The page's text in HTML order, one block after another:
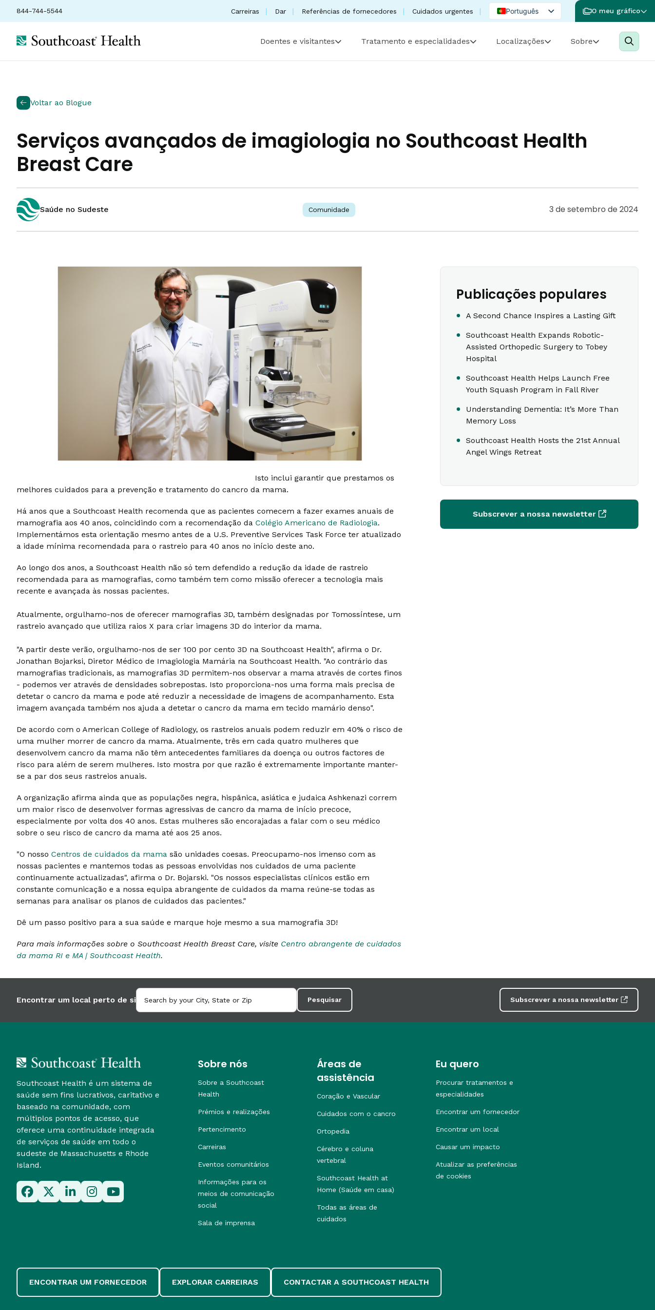
844-744-5544 Carreiras Dar Referências de fornecedores Cuidados urgentes
Português
Spanish
O meu gráfico
Doentes e visitantes Tratamento e especialidades Localizações Sobre
Voltar ao Blogue
Serviços avançados de imagiologia no Southcoast Health
Breast Care
Saúde no Sudeste Comunidade 3 de setembro de 2024
Isto inclui garantir que prestamos os
melhores cuidados para a prevenção e tratamento do cancro da mama.
Há anos que a Southcoast Health recomenda que as pacientes comecem a fazer exames anuais de
mamografia aos 40 anos, coincidindo com a recomendação da Colégio Americano de Radiologia.
Implementámos esta orientação mesmo antes de a U.S. Preventive Services Task Force ter atualizado
a idade mínima recomendada para o rastreio para 40 anos no início deste ano.
Ao longo dos anos, a Southcoast Health não só tem defendido a redução da idade de rastreio
recomendada para as mamografias, como também tem como missão oferecer a tecnologia mais
recente e avançada às nossas pacientes.
Atualmente, orgulhamo-nos de oferecer mamografias 3D, também designadas por Tomossíntese, um
rastreio avançado que utiliza raios X para criar imagens 3D do interior da mama.
"A partir deste verão, orgulhamo-nos de ser 100 por cento 3D na Southcoast Health", afirma o Dr.
Jonathan Bojarksi, Diretor Médico de Imagiologia Mamária na Southcoast Health. "Ao contrário das
mamografias tradicionais, as mamografias 3D permitem-nos observar a mama através de cortes finos
- podemos ver através de densidades sobrepostas. Isto proporciona-nos uma forma mais precisa de
detetar o cancro da mama e pode até reduzir a necessidade de imagens de acompanhamento. Esta
imagem avançada também nos ajuda a detetar o cancro da mama em tecido mamário denso".
De acordo com o American College of Radiology, os rastreios anuais podem reduzir em 40% o risco de
uma mulher morrer de cancro da mama. Atualmente, três em cada quatro mulheres que
desenvolvem cancro da mama não têm antecedentes familiares da doença ou outros factores de
risco para além de serem mulheres. Isto mostra por que razão é extremamente importante manter-
se a par dos seus rastreios anuais.
A organização afirma ainda que as populações negra, hispânica, asiática e judaica Ashkenazi correm
um maior risco de desenvolver formas agressivas de cancro da mama de início precoce,
especialmente por volta dos 40 anos. Estas mulheres são encorajadas a falar com o seu médico
sobre o seu risco de cancro da mama até aos 25 anos.
"O nosso Centros de cuidados da mama são unidades coesas. Preocupamo-nos imenso com as
nossas pacientes e mantemos todas as pessoas envolvidas nos cuidados de uma paciente
continuamente actualizadas", afirma o Dr. Bojarski. "Os nossos especialistas clínicos estão em
constante comunicação e a nossa equipa abrangente de cuidados da mama reúne-se todas as
semanas para analisar os planos de cuidados das pacientes."
Dê um passo positivo para a sua saúde e marque hoje mesmo a sua mamografia 3D!
Para mais informações sobre o Southcoast Health Breast Care, visite Centro abrangente de cuidados
da mama RI e MA | Southcoast Health.
Publicações populares
A Second Chance Inspires a Lasting Gift
Southcoast Health Expands Robotic-
Assisted Orthopedic Surgery to Tobey
Hospital
Southcoast Health Helps Launch Free
Youth Squash Program in Fall River
Understanding Dementia: It’s More Than
Memory Loss
Southcoast Health Hosts the 21st Annual
Angel Wings Retreat
Subscrever a nossa newsletter
Encontrar um local perto de si Pesquisar Subscrever a nossa newsletter
Southcoast Health é um sistema de
saúde sem fins lucrativos, caritativo e
baseado na comunidade, com
múltiplos pontos de acesso, que
oferece uma continuidade integrada
de serviços de saúde em todo o
sudeste de Massachusetts e Rhode
Island.
Sobre nós
Sobre a Southcoast
Health
Prémios e realizações
Pertencimento
Carreiras
Eventos comunitários
Informações para os
meios de comunicação
social
Sala de imprensa
Áreas de
assistência
Coração e Vascular
Cuidados com o cancro
Ortopedia
Cérebro e coluna
vertebral
Southcoast Health at
Home (Saúde em casa)
Todas as áreas de
cuidados
Eu quero
Procurar tratamentos e
especialidades
Encontrar um fornecedor
Encontrar um local
Causar um impacto
Atualizar as preferências
de cookies
ENCONTRAR UM FORNECEDOR EXPLORAR CARREIRAS CONTACTAR A SOUTHCOAST HEALTH